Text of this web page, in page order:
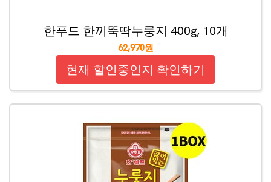
한푸드 한끼뚝딱누룽지 400g, 10개
62,970원
현재 할인중인지 확인하기